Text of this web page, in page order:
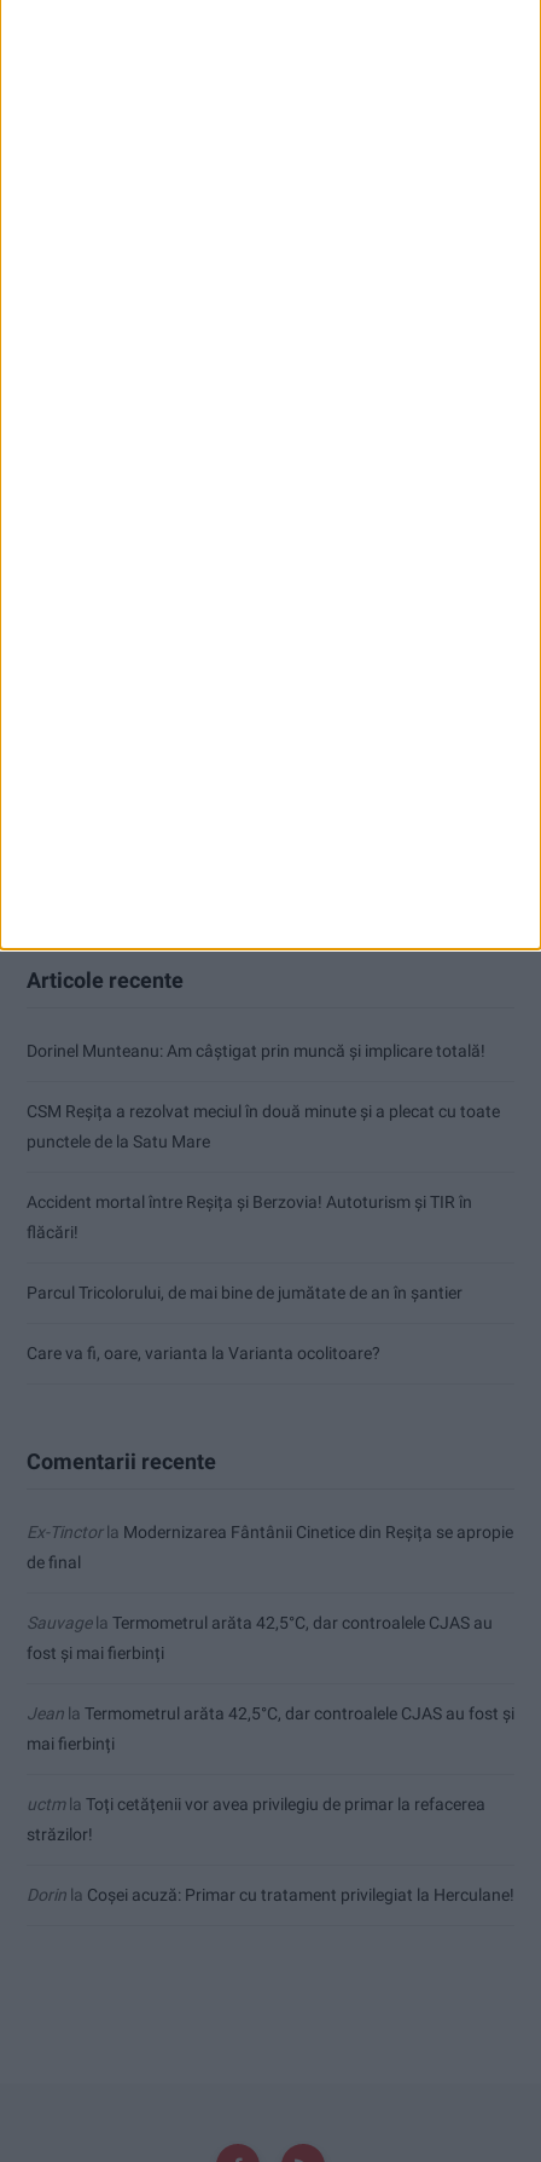
Articole recente
Dorinel Munteanu: Am câștigat prin muncă și implicare totală!
CSM Reșița a rezolvat meciul în două minute și a plecat cu toate
punctele de la Satu Mare
Accident mortal între Reșița și Berzovia! Autoturism și TIR în
flăcări!
Parcul Tricolorului, de mai bine de jumătate de an în șantier
Care va fi, oare, varianta la Varianta ocolitoare?
Comentarii recente
Ex-Tinctorla Modernizarea Fântânii Cinetice din Reșița se apropie
de final
Sauvagela Termometrul arăta 42,5°C, dar controalele CJAS au
fost și mai fierbinți
Jean la Termometrul arăta 42,5°C, dar controalele CJAS au fost și
mai fierbinți
uctmla Toți cetățenii vor avea privilegiu de primar la refacerea
străzilor!
Dorin la Coșei acuză: Primar cu tratament privilegiat la Herculane!